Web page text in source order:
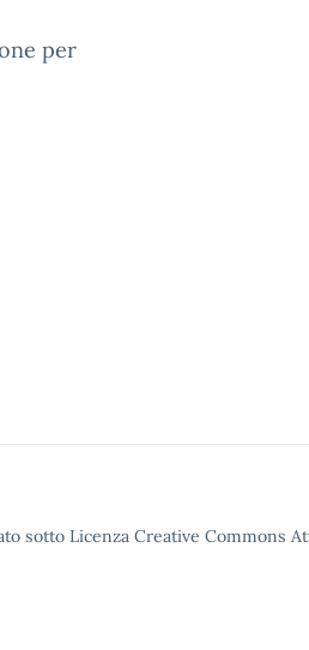
per
sotto Licenza Creative Commons